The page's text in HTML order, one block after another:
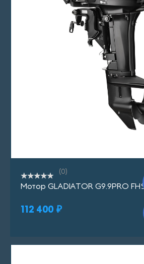
(0)
Мотор GLADIATOR G9.9PRO FHS
112 400 ₽